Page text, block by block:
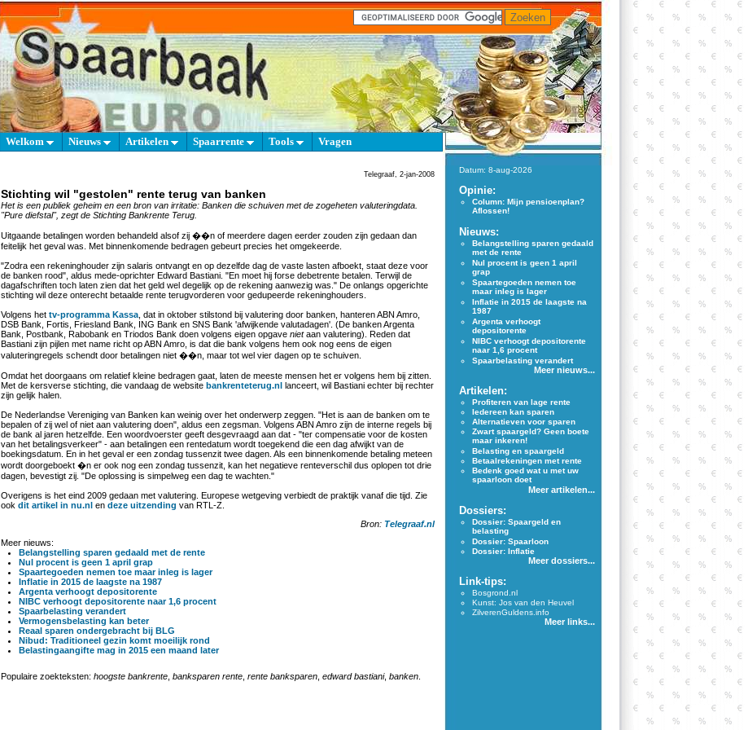
Welkom Nieuws Artikelen Spaarrente Tools Vragen
Telegraaf, 2-jan-2008
Stichting wil "gestolen" rente terug van banken
Het is een publiek geheim en een bron van irritatie: Banken die schuiven met de zogeheten valuteringdata.
"Pure diefstal", zegt de Stichting Bankrente Terug.
Uitgaande betalingen worden behandeld alsof zij ��n of meerdere dagen eerder zouden zijn gedaan dan
feitelijk het geval was. Met binnenkomende bedragen gebeurt precies het omgekeerde.
"Zodra een rekeninghouder zijn salaris ontvangt en op dezelfde dag de vaste lasten afboekt, staat deze voor
de banken rood", aldus mede-oprichter Edward Bastiani. "En moet hij forse debetrente betalen. Terwijl de
dagafschriften toch laten zien dat het geld wel degelijk op de rekening aanwezig was." De onlangs opgerichte
stichting wil deze onterecht betaalde rente terugvorderen voor gedupeerde rekeninghouders.
Volgens het tv-programma Kassa , dat in oktober stilstond bij valutering door banken, hanteren ABN Amro,
DSB Bank, Fortis, Friesland Bank, ING Bank en SNS Bank 'afwijkende valutadagen'. (De banken Argenta
Bank, Postbank, Rabobank en Triodos Bank doen volgens eigen opgave nietaan valutering). Reden dat
Bastiani zijn pijlen met name richt op ABN Amro, is dat die bank volgens hem ook nog eens de eigen
valuteringregels schendt door betalingen niet ��n, maar tot wel vier dagen op te schuiven.
Omdat het doorgaans om relatief kleine bedragen gaat, laten de meeste mensen het er volgens hem bij zitten.
Met de kersverse stichting, die vandaag de website bankrenteterug.nl lanceert, wil Bastiani echter bij rechter
zijn gelijk halen.
De Nederlandse Vereniging van Banken kan weinig over het onderwerp zeggen. "Het is aan de banken om te
bepalen of zij wel of niet aan valutering doen", aldus een zegsman. Volgens ABN Amro zijn de interne regels bij
de bank al jaren hetzelfde. Een woordvoerster geeft desgevraagd aan dat - "ter compensatie voor de kosten
van het betalingsverkeer" - aan betalingen een rentedatum wordt toegekend die een dag afwijkt van de
boekingsdatum. En in het geval er een zondag tussenzit twee dagen. Als een binnenkomende betaling meteen
wordt doorgeboekt �n er ook nog een zondag tussenzit, kan het negatieve renteverschil dus oplopen tot drie
dagen, bevestigt zij. "De oplossing is simpelweg een dag te wachten."
Overigens is het eind 2009 gedaan met valutering. Europese wetgeving verbiedt de praktijk vanaf die tijd. Zie
ook dit artikel in nu.nl en deze uitzending van RTL-Z.
Bron: Telegraaf.nl
Meer nieuws:
Belangstelling sparen gedaald met de rente
Nul procent is geen 1 april grap
Spaartegoeden nemen toe maar inleg is lager
Inflatie in 2015 de laagste na 1987
Argenta verhoogt depositorente
NIBC verhoogt depositorente naar 1,6 procent
Spaarbelasting verandert
Vermogensbelasting kan beter
Reaal sparen ondergebracht bij BLG
Nibud: Traditioneel gezin komt moeilijk rond
Belastingaangifte mag in 2015 een maand later
Populaire zoekteksten: hoogste bankrente banksparen rente rente banksparen edward bastiani, banken
Datum: 8-aug-2026
Opinie:
Column: Mijn pensioenplan?
Aflossen!
Nieuws:
Belangstelling sparen gedaald
met de rente
Nul procent is geen 1 april
grap
Spaartegoeden nemen toe
maar inleg is lager
Inflatie in 2015 de laagste na
1987
Argenta verhoogt
depositorente
NIBC verhoogt depositorente
naar 1,6 procent
Spaarbelasting verandert
Meer nieuws...
Artikelen:
Profiteren van lage rente
Iedereen kan sparen
Alternatieven voor sparen
Zwart spaargeld? Geen boete
maar inkeren!
Belasting en spaargeld
Betaalrekeningen met rente
Bedenk goed wat u met uw
spaarloon doet
Meer artikelen...
Dossiers:
Dossier: Spaargeld en
belasting
Dossier: Spaarloon
Dossier: Inflatie
Meer dossiers...
Link-tips:
Bosgrond.nl
Kunst: Jos van den Heuvel
ZilverenGuldens.info
Meer links...